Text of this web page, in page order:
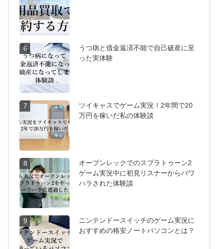
6
うつ病と借金返済不能で自己破産に至
った実体験
7
ツイキャスでゲーム実況！2年間で20
万円を稼いだ私の体験談
8
オープンレックでのスプラトゥーン2
ゲーム実況中に初見リスナーからパワ
ハラされた体験談
9
ニンテンドースイッチのゲーム実況に
おすすめの格安ノートパソコンとは？